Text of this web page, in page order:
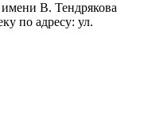
В. Тендрякова
по адресу: ул.